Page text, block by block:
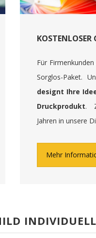
KOSTENLOSER
Für
Sorglos-Paket.
designt Ihre
Druckprodukt.
Jahren in unsere
Mehr
INDIVIDUELL